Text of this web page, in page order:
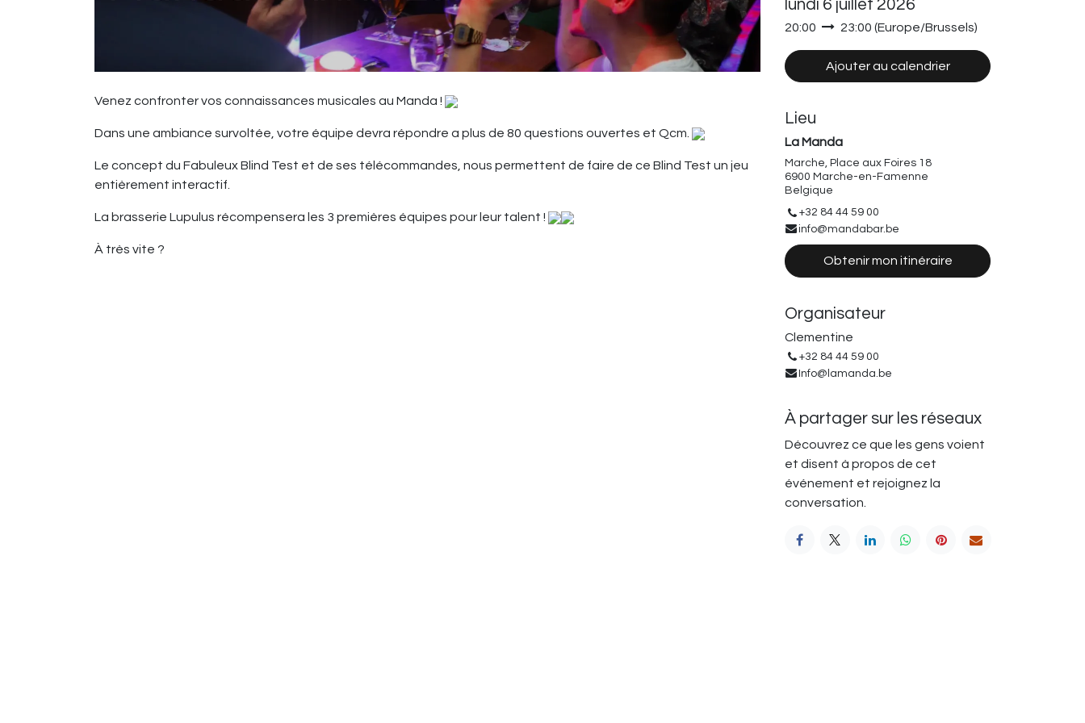
Venez confronter vos connaissances musicales au Manda !
Dans une ambiance survoltée, votre équipe devra répondre a plus de 80 questions ouvertes et Qcm.
Le concept du Fabuleux Blind Test et de ses télécommandes, nous permettent de faire de ce Blind Test un jeu
entièrement interactif.
La brasserie Lupulus récompensera les 3 premières équipes pour leur talent !
À très vite ?
lundi 6 juillet 2026
20:00 23:00 (Europe/Brussels)
Ajouter au calendrier
Lieu
La Manda
Marche, Place aux Foires 18
6900 Marche-en-Famenne
Belgique
+32 84 44 59 00
info@mandabar.be
Obtenir mon itinéraire
Organisateur
Clementine
+32 84 44 59 00
Info@lamanda.be
À partager sur les réseaux
Découvrez ce que les gens voient
et disent à propos de cet
événement et rejoignez la
conversation.